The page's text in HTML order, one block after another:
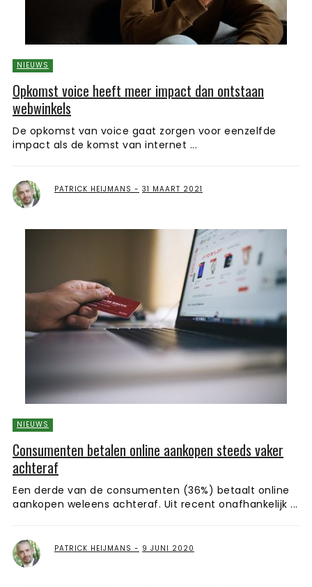
NIEUWS
Opkomst voice heeft meer impact dan ontstaan
webwinkels
De opkomst van voice gaat zorgen voor eenzelfde
impact als de komst van internet ...
PATRICK HEIJMANS 31 MAART 2021
NIEUWS
Consumenten betalen online aankopen steeds vaker
achteraf
Een derde van de consumenten (36%) betaalt online
aankopen weleens achteraf. Uit recent onafhankelijk ...
PATRICK HEIJMANS 9 JUNI 2020